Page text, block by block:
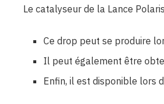
Le catalyseur de la Lance
Ce drop peut se produire
Il peut également être
Enfin, il est disponible lors